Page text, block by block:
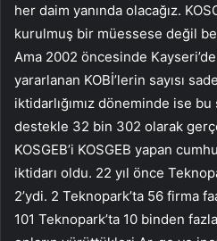
her daim yanında olacağız.
kurulmuş bir müessese değil
Ama 2002 öncesinde
yararlanan KOBİ’lerin sayısı
iktidarlığımız döneminde ise bu
destekle 32 bin 302 olarak
KOSGEB’i KOSGEB yapan
iktidarı oldu. 22 yıl önce
2’ydi. 2 Teknopark’ta 56 firma
101 Teknopark’ta 10 binden